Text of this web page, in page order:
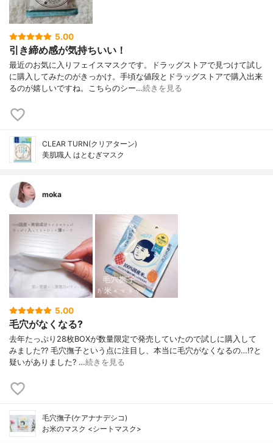
5.00
引き締め感が気持ちいい！
最近のお気に入りフェイスマスクです。ドラッグストアで見つけて試し
に購入してみたのがきっかけ。手頃な値段とドラッグストアで購入出来
るのが嬉しいですね。こちらのシー…続きを見る
CLEAR TURN(クリアターン)
美肌職人 はとむぎマスク
moka
5.00
毛穴がなくなる?
去年たっぷり28枚BOXが数量限定で発売していたので試しに購入して
みました?? 毛穴撫子という点に注目し、本当に毛穴がなくなるの…⁉︎と
疑いがありました? …続きを見る
毛穴撫子(ケアナナデシコ)
お米のマスク <シートマスク>